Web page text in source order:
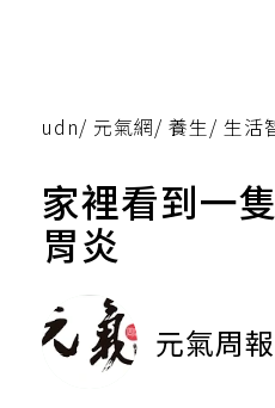
udn/ 元氣網/ 養生/ 生活
家裡看到一
胃炎
元氣周報